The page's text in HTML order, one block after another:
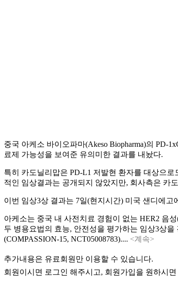
중국 아케소 바이오파마(Akeso Biopharma)의 PD-
료제 가능성을 보여준 유의미한 결과를 내놨다.
특히 카도닐리맙은 PD-L1 저발현 환자를 대상으
적인 임상결과는 공개되지 않았지만, 회사측은 카
이번 임상3상 결과는 7일(현지시간) 미국 샌디에
아케소는 중국 내 사전치료 경험이 없는 HER2 음
두 병용요법의 효능, 안전성을 평가하는 임상3상
(COMPASSION-15, NCT05008783).... <계속>
추가내용은 유료회원만 이용할 수 있습니다.
회원이시면 로그인 해주시고, 회원가입을 원하시면